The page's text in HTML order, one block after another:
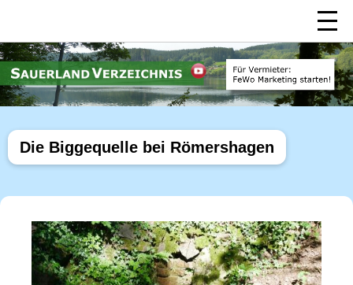
Die Biggequelle bei Römershagen